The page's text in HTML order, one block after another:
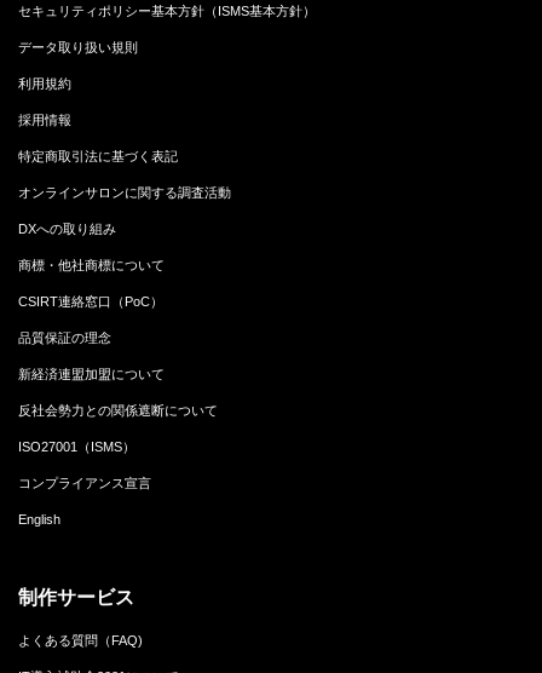
セキュリティポリシー基本方針（ISMS基本方針）
データ取り扱い規則
利用規約
採用情報
特定商取引法に基づく表記
オンラインサロンに関する調査活動
DXへの取り組み
商標・他社商標について
CSIRT連絡窓口（PoC）
品質保証の理念
新経済連盟加盟について
反社会勢力との関係遮断について
ISO27001（ISMS）
コンプライアンス宣言
English
制作サービス
よくある質問（FAQ)